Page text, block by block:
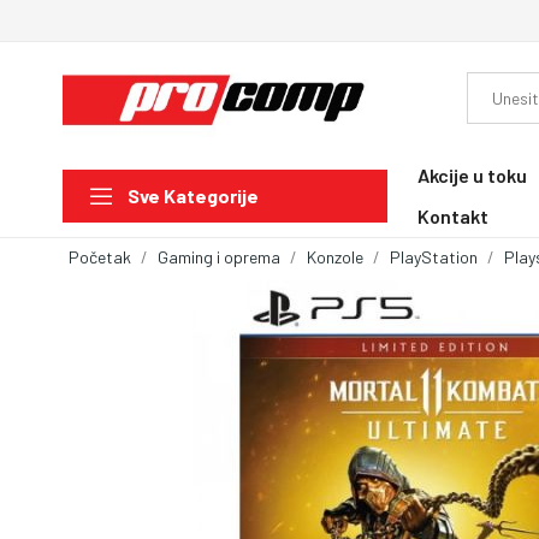
Sve Kategorije
Akcije u toku
Kontakt
Početak Gaming i oprema Konzole PlayStation